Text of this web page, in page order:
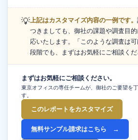
💡上記はカスタマイズ内容の一例です。
つきましても、御社の課題や調査目
応いたします。「このような調査は
段階でも、まずはお気軽にご相談くだ
まずはお気軽にご相談ください。
東京オフィスの専任チームが、御社のご要望を
す。
このレポートをカスタマイズ
無料サンプル請求はこちら →